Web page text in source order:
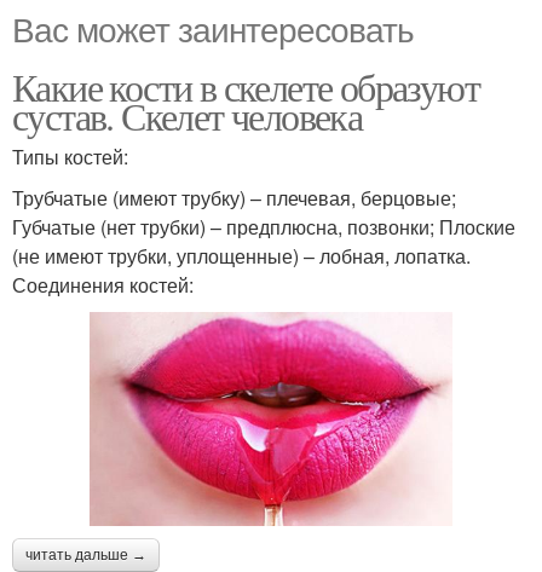
Вас может заинтересовать
Какие кости в скелете образуют
сустав. Скелет человека
Типы костей:
Трубчатые (имеют трубку) – плечевая, берцовые;
Губчатые (нет трубки) – предплюсна, позвонки; Плоские
(не имеют трубки, уплощенные) – лобная, лопатка.
Соединения костей:
читать дальше →